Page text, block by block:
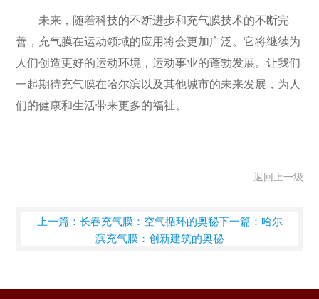
未来，随着科技的不断进步和充气膜技术的不断完
善，充气膜在运动领域的应用将会更加广泛。它将继续为
人们创造更好的运动环境，运动事业的蓬勃发展。让我们
一起期待充气膜在哈尔滨以及其他城市的未来发展，为人
们的健康和生活带来更多的福祉。
返回上一级
上一篇：长春充气膜：空气循环的奥秘下一篇：哈尔
滨充气膜：创新建筑的奥秘